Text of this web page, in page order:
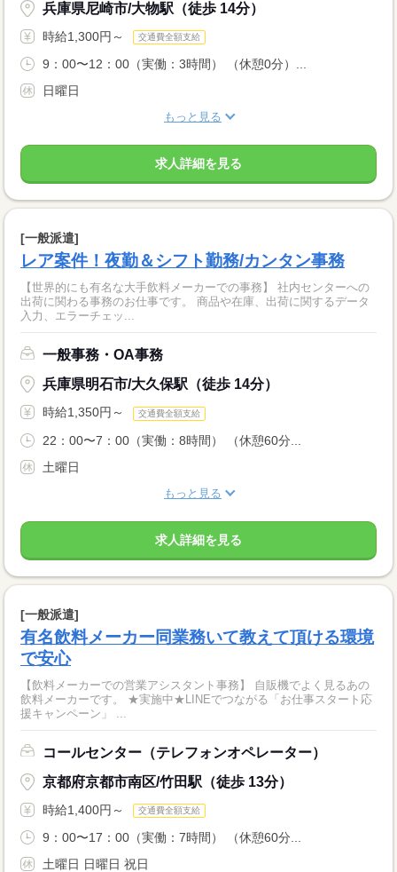
兵庫県尼崎市/大物駅（徒歩 14分）
時給1,300円～ 交通費全額支給
9：00〜12：00（実働：3時間） （休憩0分）...
日曜日
もっと見る
求人詳細を見る
[一般派遣]
レア案件！夜勤＆シフト勤務/カンタン事務
【世界的にも有名な大手飲料メーカーでの事務】 社内センターへの
出荷に関わる事務のお仕事です。 商品や在庫、出荷に関するデータ
入力、エラーチェッ...
一般事務・OA事務
兵庫県明石市/大久保駅（徒歩 14分）
時給1,350円～ 交通費全額支給
22：00〜7：00（実働：8時間） （休憩60分...
土曜日
もっと見る
求人詳細を見る
[一般派遣]
有名飲料メーカー同業務いて教えて頂ける環境
で安心
【飲料メーカーでの営業アシスタント事務】 自販機でよく見るあの
飲料メーカーです。 ★実施中★LINEでつながる「お仕事スタート応
援キャンペーン」 ...
コールセンター（テレフォンオペレーター）
京都府京都市南区/竹田駅（徒歩 13分）
時給1,400円～ 交通費全額支給
9：00〜17：00（実働：7時間） （休憩60分...
土曜日 日曜日 祝日